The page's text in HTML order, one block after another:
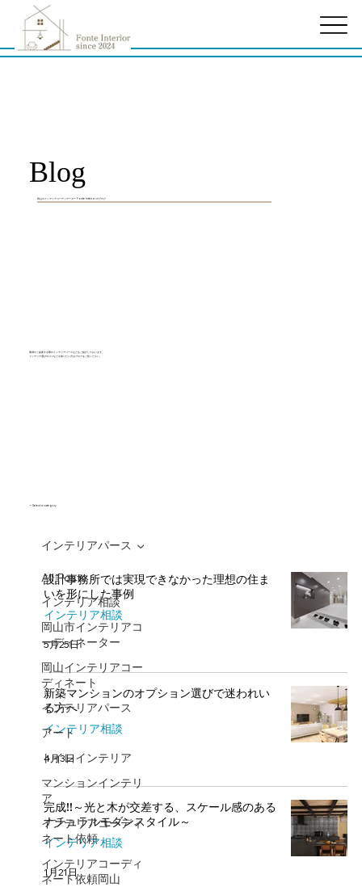
事例やご提案する際のインテリアパースなどをご紹介しております。
インテリア選びのコツなどを知りたい方はブログをご覧ください。
Blog
Blog
岡山のインテリアコーディデーター Fonte Interior のブログ
All Posts
インテリア相談
岡山市インテリアコ
ーディネーター
岡山インテリアコー
ディネート
インテリアパース
アート
トイレインテリア
マンションインテリ
ア
インテリアコーディ
ネート依頼
インテリアコーディ
ネート依頼岡山
インテリアパース
設計事務所では実現できなかった理想の住ま
いを形にした事例
インテリア相談
5月25日
新築マンションのオプション選びで迷われい
る方へ
インテリア相談
4月3日
完成!!～光と木が交差する、スケール感のある
ナチュラルモダンスタイル～
インテリア相談
1月21日
ー Select a category